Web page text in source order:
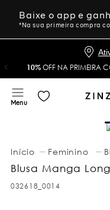
Baixe o app e
*Na sua primeira compra
10%OFF NA PRIMEIRA
Feminino
Blusa Manga
032618_0014